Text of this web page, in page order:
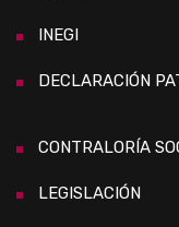
INEGI
DECLARACIÓN
CONTRALORÍA
LEGISLACIÓN